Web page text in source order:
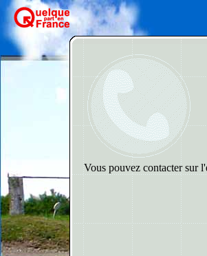
Vous pouvez contacter sur